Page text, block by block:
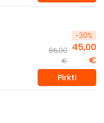
-30%
65,00
€
45,00
€
Pirkti